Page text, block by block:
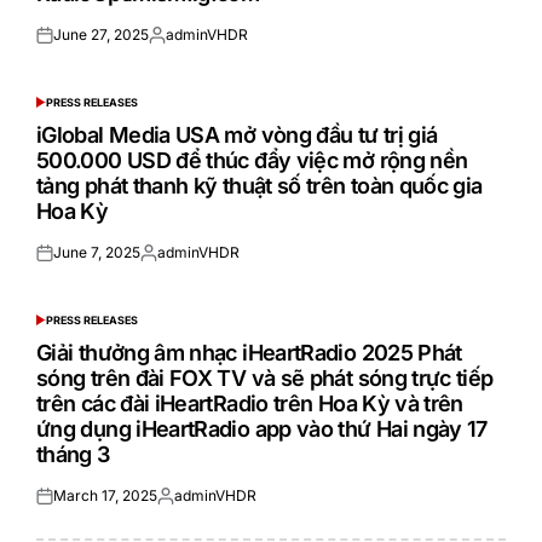
Posted
June 27, 2025Posted
adminVHDR
POSTED
IN
PRESS RELEASES
iGlobal Media USA mở vòng đầu tư trị giá
500.000 USD để thúc đẩy việc mở rộng nền
tảng phát thanh kỹ thuật số trên toàn quốc gia
Hoa Kỳ
Posted
June 7, 2025Posted
adminVHDR
POSTED
IN
PRESS RELEASES
Giải thưởng âm nhạc iHeartRadio 2025 Phát
sóng trên đài FOX TV và sẽ phát sóng trực tiếp
trên các đài iHeartRadio trên Hoa Kỳ và trên
ứng dụng iHeartRadio app vào thứ Hai ngày 17
tháng 3
Posted
March 17, 2025Posted
adminVHDR